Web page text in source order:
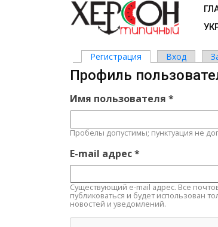
Главные вкладки
Регистрация (активная
Вход
Профиль
Имя пользователя *
Пробелы допустимы; пунктуация не
E-mail адрес*
Существующий e-mail адрес. Все
публиковаться и будет использован
новостей и уведомлений.